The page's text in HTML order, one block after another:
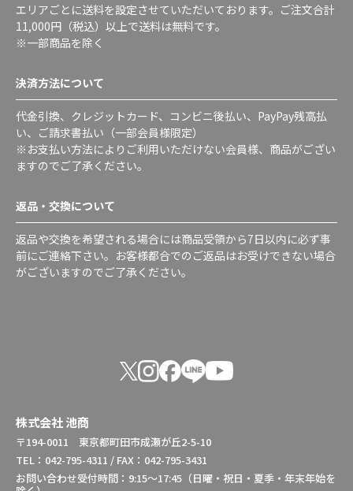
エリアごとに送料を設定させていただいております。ご注文合計
11,000円（税込）以上で送料は無料です。
※一部商品を除く
決済方法について
代金引換、クレジットカード、コンビニ後払い、PayPay残高払
い、ご請求書払い（一部会員様限定）
※お支払い方法によりご利用いただけない会員様、商品がござい
ますのでご了承ください。
返品・交換について
返品や交換を希望される場合には商品受領から7日以内に必ず事
前にご連絡下さい。お客様都合でのご返品はお受けできない場合
がございますのでご了承ください。
株式会社 池商
〒194-0011 東京都町田市成瀬が丘2-5-10
TEL：042-795-4311 / FAX：042-795-3431
お問い合わせ受付時間：9:15～17:45（日曜・祝日・夏季・年末年始を